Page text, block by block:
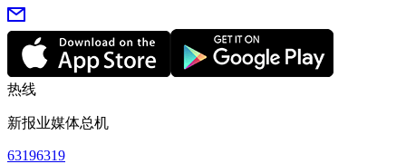
热线
新报业媒体总机
63196319